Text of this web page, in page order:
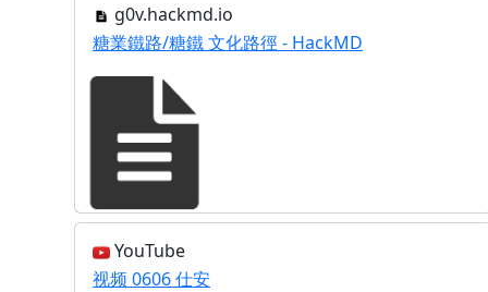
g0v.hackmd.io
糖業鐵路/糖鐵 文化路徑 - HackMD
YouTube
视频 0606 仕安